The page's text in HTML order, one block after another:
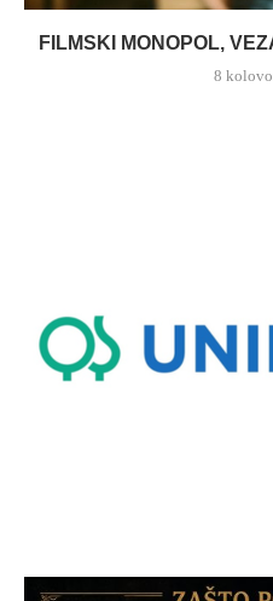
FILMSKI MONOPOL,
8